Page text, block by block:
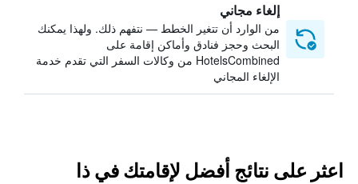
إلغاء مجاني
من الوارد أن تتغير الخطط — نتفهم ذلك. ولهذا يمكنك
البحث وحجز فنادق وأماكن إقامة على
HotelsCombined من وكالات السفر التي تقدم خدمة
الإلغاء المجاني
اعثر على نتائج أفضل لإقامتك في ذا